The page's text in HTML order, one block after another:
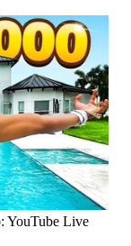
YouTube Live